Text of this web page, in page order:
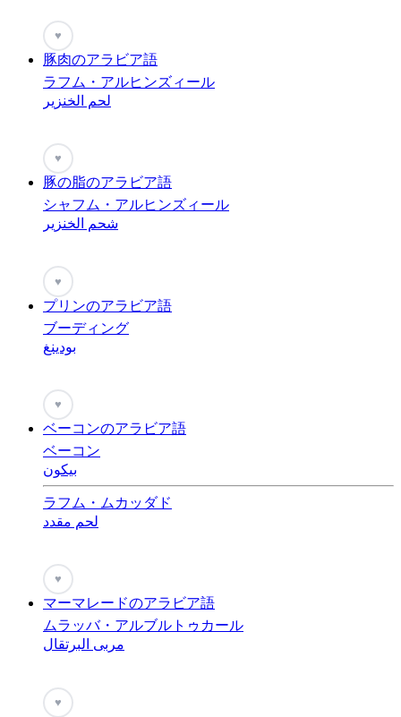
♥
豚肉のアラビア語
ラフム・アルヒンズィール
لحم الخنزير
♥
豚の脂のアラビア語
シャフム・アルヒンズィール
شحم الخنزير
♥
プリンのアラビア語
ブーディング
بودينغ
♥
ベーコンのアラビア語
ベーコン
بيكون
ラフム・ムカッダド
لحم مقدد
♥
マーマレードのアラビア語
ムラッバ・アルブルトゥカール
مربى البرتقال
♥